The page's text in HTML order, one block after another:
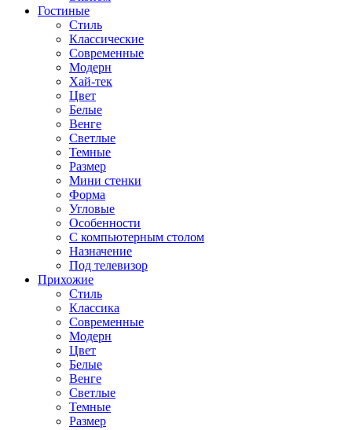
Гостиные
Стиль
Классические
Современные
Модерн
Хай-тек
Цвет
Белые
Венге
Светлые
Темные
Размер
Мини стенки
Форма
Угловые
Особенности
С компьютерным столом
Назначение
Под телевизор
Прихожие
Стиль
Классика
Современные
Модерн
Цвет
Белые
Венге
Светлые
Темные
Размер